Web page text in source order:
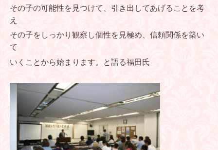
その子の可能性を見つけて、引き出してあげることを考
え
その子をしっかり観察し個性を見極め、信頼関係を築い
て
いくことから始まります。と語る福田氏